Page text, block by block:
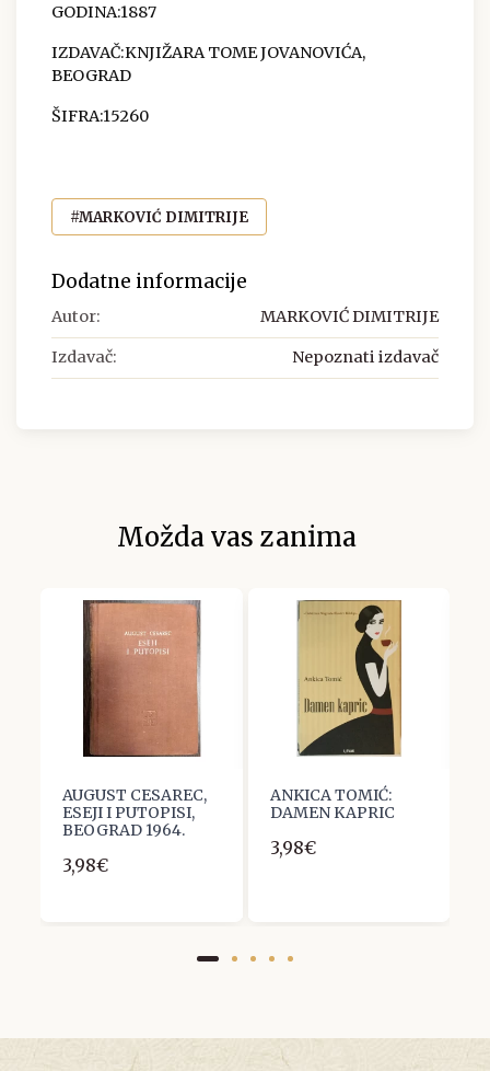
GODINA:1887
IZDAVAČ:KNJIŽARA TOME JOVANOVIĆA,
BEOGRAD
ŠIFRA:15260
#MARKOVIĆ DIMITRIJE
Dodatne informacije
Autor: MARKOVIĆ DIMITRIJE
Izdavač: Nepoznati izdavač
Možda vas zanima
AUGUST CESAREC,
ESEJI I PUTOPISI,
BEOGRAD 1964.
3,98€
ANKICA TOMIĆ:
DAMEN KAPRIC
3,98€